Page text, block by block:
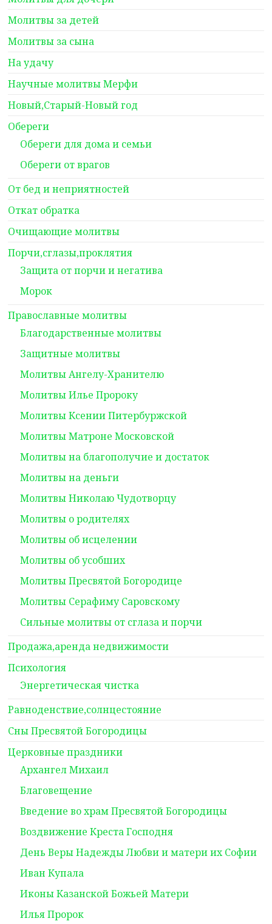
Молитвы за детей
Молитвы за сына
На удачу
Научные молитвы Мерфи
Новый,Старый-Новый год
Обереги
Обереги для дома и семьи
Обереги от врагов
От бед и неприятностей
Откат обратка
Очищающие молитвы
Порчи,сглазы,проклятия
Защита от порчи и негатива
Морок
Православные молитвы
Благодарственные молитвы
Защитные молитвы
Молитвы Ангелу-Хранителю
Молитвы Илье Пророку
Молитвы Ксении Питербуржской
Молитвы Матроне Московской
Молитвы на благополучие и достаток
Молитвы на деньги
Молитвы Николаю Чудотворцу
Молитвы о родителях
Молитвы об исцелении
Молитвы об усобших
Молитвы Пресвятой Богородице
Молитвы Серафиму Саровскому
Сильные молитвы от сглаза и порчи
Продажа,аренда недвижимости
Психология
Энергетическая чистка
Равноденствие,солнцестояние
Сны Пресвятой Богородицы
Церковные праздники
Архангел Михаил
Благовещение
Введение во храм Пресвятой Богородицы
Воздвижение Креста Господня
День Веры Надежды Любви и матери их Софии
Иван Купала
Иконы Казанской Божьей Матери
Илья Пророк